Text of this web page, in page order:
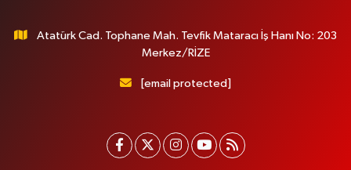
Atatürk Cad. Tophane Mah. Tevfik Mataracı İş Hanı No: 203
Merkez/RİZE
[email protected]